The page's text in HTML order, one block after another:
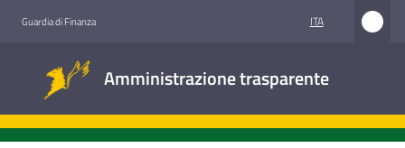
Guardia di Finanza ITA
Amministrazione trasparente
trasparente